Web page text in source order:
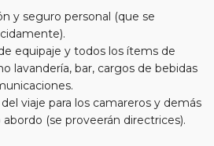
y seguro personal (que se
equipaje y todos los ítems de
lavandería, bar, cargos de bebidas
viaje para los camareros y demás
(se proveerán directrices).